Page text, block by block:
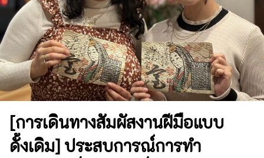
[การเดินทางสัมผัสงานฝีมือแบบ
ดั้งเดิม] ประสบการณ์การทำ